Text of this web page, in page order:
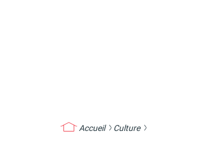
Accueil Culture